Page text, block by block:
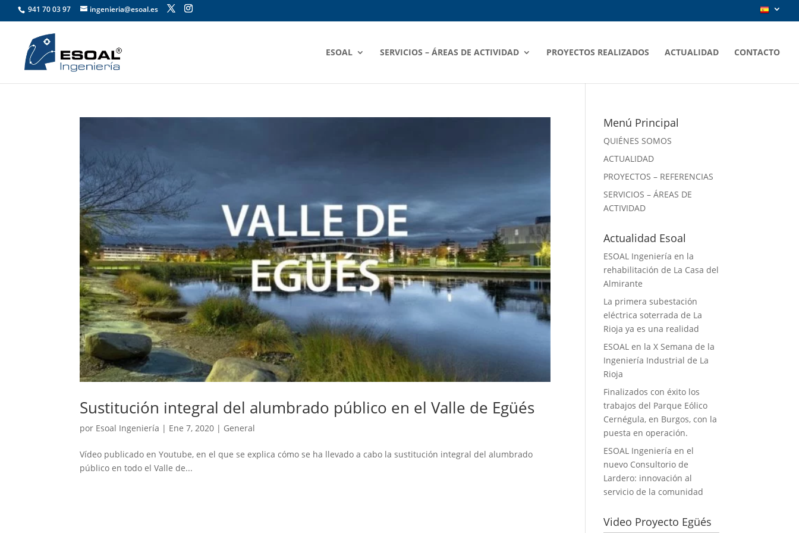
941 70 03 97 ingenieria@esoal.es
ESOAL SERVICIOS – ÁREAS DE ACTIVIDAD PROYECTOS REALIZADOS ACTUALIDAD CONTACTO
Sustitución integral del alumbrado público en el Valle de Egüés
por Esoal Ingeniería | Ene 7, 2020 | General
Vídeo publicado en Youtube, en el que se explica cómo se ha llevado a cabo la sustitución integral del alumbrado
público en todo el Valle de...
Menú Principal
QUIÉNES SOMOS
ACTUALIDAD
PROYECTOS – REFERENCIAS
SERVICIOS – ÁREAS DE
ACTIVIDAD
Actualidad Esoal
ESOAL Ingeniería en la
rehabilitación de La Casa del
Almirante
La primera subestación
eléctrica soterrada de La
Rioja ya es una realidad
ESOAL en la X Semana de la
Ingeniería Industrial de La
Rioja
Finalizados con éxito los
trabajos del Parque Eólico
Cernégula, en Burgos, con la
puesta en operación.
ESOAL Ingeniería en el
nuevo Consultorio de
Lardero: innovación al
servicio de la comunidad
Video Proyecto Egüés